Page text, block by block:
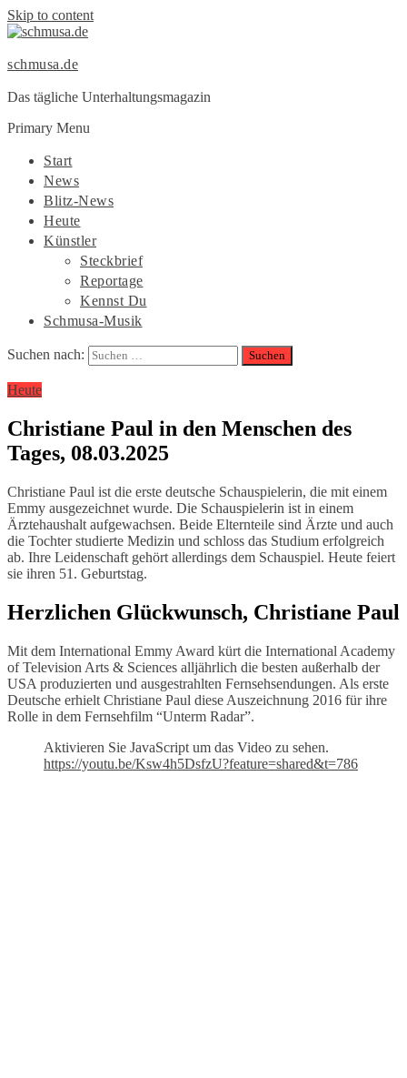
Skip to content
schmusa.de
Das tägliche Unterhaltungsmagazin
Primary Menu
Start
News
Blitz-News
Heute
Künstler
Steckbrief
Reportage
Kennst Du
Schmusa-Musik
Suchen nach:
Heute
Christiane Paul in den Menschen des
Tages, 08.03.2025
Christiane Paul ist die erste deutsche Schauspielerin, die mit einem
Emmy ausgezeichnet wurde. Die Schauspielerin ist in einem
Ärztehaushalt aufgewachsen. Beide Elternteile sind Ärzte und auch
die Tochter studierte Medizin und schloss das Studium erfolgreich
ab. Ihre Leidenschaft gehört allerdings dem Schauspiel. Heute feiert
sie ihren 51. Geburtstag.
Herzlichen Glückwunsch, Christiane Paul
Mit dem International Emmy Award kürt die International Academy
of Television Arts & Sciences alljährlich die besten außerhalb der
USA produzierten und ausgestrahlten Fernsehsendungen. Als erste
Deutsche erhielt Christiane Paul diese Auszeichnung 2016 für ihre
Rolle in dem Fernsehfilm “Unterm Radar”.
Aktivieren Sie JavaScript um das Video zu sehen.
https://youtu.be/Ksw4h5DsfzU?feature=shared&t=786